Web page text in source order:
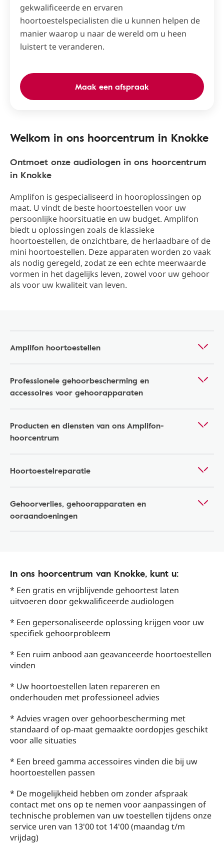
gekwalificeerde en ervaren
hoortoestelspecialisten die u kunnen helpen de
manier waarop u naar de wereld om u heen
luistert te veranderen.
Maak een afspraak
Welkom in ons hoorcentrum in Knokke
Ontmoet onze audiologen in ons hoorcentrum
in Knokke
Amplifon is gespecialiseerd in hooroplossingen op
maat. U vindt de beste hoortoestellen voor uw
persoonlijke hoorsituatie en uw budget. Amplifon
biedt u oplossingen zoals de klassieke
hoortoestellen, de onzichtbare, de herlaadbare of de
mini hoortoestellen. Deze apparaten worden zo vaak
als nodig geregeld, zodat ze een echte meerwaarde
vormen in het dagelijks leven, zowel voor uw gehoor
als voor uw kwaliteit van leven.
Amplifon hoortoestellen
Professionele gehoorbescherming en
accessoires voor gehoorapparaten
Producten en diensten van ons Amplifon-
hoorcentrum
Hoortoestelreparatie
Gehoorverlies, gehoorapparaten en
ooraandoeningen
In ons hoorcentrum van Knokke, kunt u:
* Een gratis en vrijblijvende gehoortest laten
uitvoeren door gekwalificeerde audiologen
* Een gepersonaliseerde oplossing krijgen voor uw
specifiek gehoorprobleem
* Een ruim anbood aan geavanceerde hoortoestellen
vinden
* Uw hoortoestellen laten repareren en
onderhouden met professioneel advies
* Advies vragen over gehoorbescherming met
standaard of op-maat gemaakte oordopjes geschikt
voor alle situaties
* Een breed gamma accessoires vinden die bij uw
hoortoestellen passen
* De mogelijkheid hebben om zonder afspraak
contact met ons op te nemen voor aanpassingen of
technische problemen van uw toestellen tijdens onze
service uren van 13'00 tot 14'00 (maandag t/m
vrijdag)